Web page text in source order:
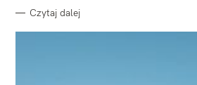
Czytaj dalej